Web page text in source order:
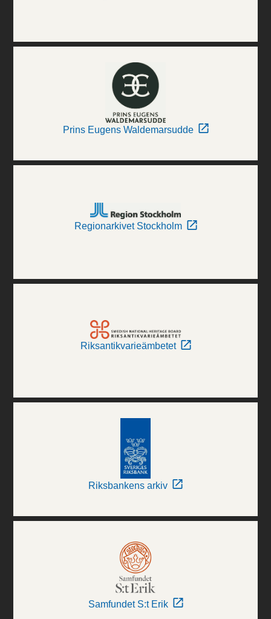
Prins Eugens Waldemarsudde
Regionarkivet Stockholm
Riksantikvarieämbetet
Riksbankens arkiv
Samfundet S:t Erik